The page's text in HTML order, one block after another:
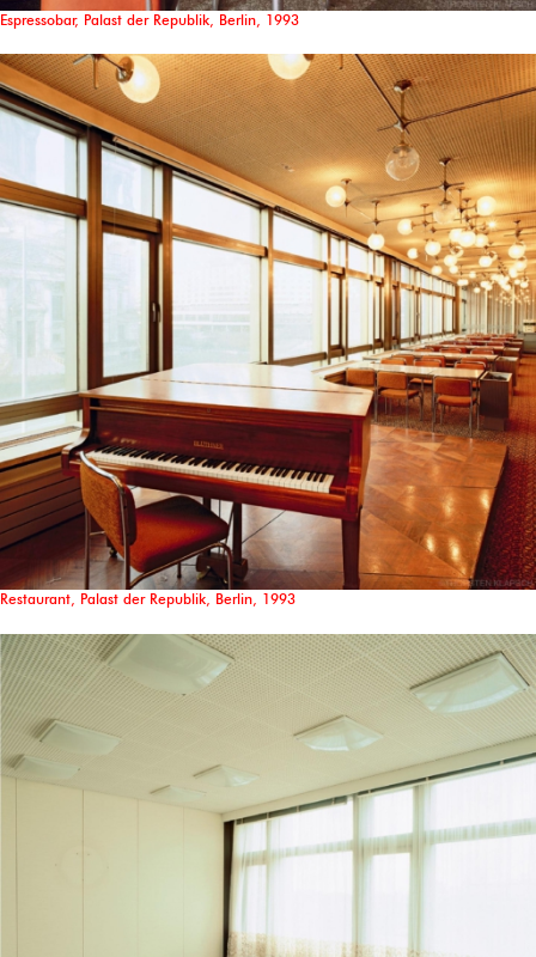
Espressobar, Palast der Republik, Berlin, 1993
Restaurant, Palast der Republik, Berlin, 1993